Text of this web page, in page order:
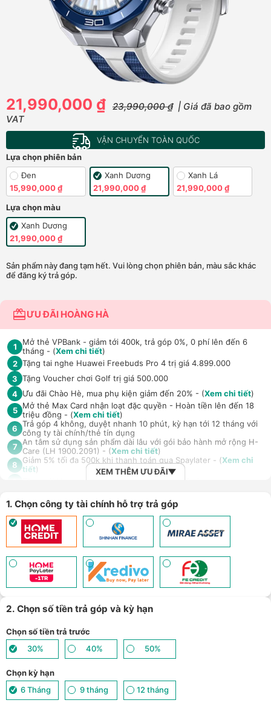
21,990,000 ₫ 23,990,000 ₫ | Giá đã bao gồm
VAT
VẬN CHUYỂN TOÀN QUỐC
Lựa chọn phiên bản
Đen
15,990,000 ₫
Xanh Dương
21,990,000 ₫
Xanh Lá
21,990,000 ₫
Lựa chọn màu
Xanh Dương
21,990,000 ₫
Sản phẩm này đang tạm hết. Vui lòng chọn phiên bản, màu sắc khác
để đăng ký trả góp.
ƯU ĐÃI HOÀNG HÀ
1
Mở thẻ VPBank - giảm tới 400k, trả góp 0%, 0 phí lên đến 6
tháng - (Xem chi tiết)
2 Tặng tai nghe Huawei Freebuds Pro 4 trị giá 4.899.000
3 Tặng Voucher chơi Golf trị giá 500.000
4 Ưu đãi Chào Hè, mua phụ kiện giảm đến 20% - (Xem chi tiết)
5 Mở thẻ Max Card nhận loạt đặc quyền - Hoàn tiền lên đến 18
triệu đồng - (Xem chi tiết)
6 Trả góp 4 không, duyệt nhanh 10 phút, kỳ hạn tới 12 tháng với
công ty tài chính/thẻ tín dụng
7 An tâm sử dụng sản phẩm dài lâu với gói bảo hành mở rộng H-
Care (LH 1900.2091) - (Xem chi tiết)
8
Giảm 5% tối đa 500k khi thanh toán qua Spaylater - (Xem chi
tiết)
10 bảng/Laptop/Đồng hồ giảm 10% - (Xem chi tiết
11
Giảm thêm 15% tối đa 1.000.000đ với các sản phẩm Loa, tai nghe
Sony khi mua kèm với các sản phẩm: Laptop/ Điện thoại/ Đồng
hồ thông minh - (Xem chi tiết
TPBank Evo - Giảm đến 500.000đ, trả góp 0%, 0 phí lên đến 6
tháng - (Xem chi tiết)
13 Nhận báo giá tốt nhất cho khách hàng doanh nghiệp B2B khi
mua số lượng lớn - (Xem chi tiết)
XEM THÊM ƯU ĐÃI
1. Chọn công ty tài chính hỗ trợ trả góp
2. Chọn số tiền trả góp và kỳ hạn
Chọn số tiền trả trước
30%
40% 50%
Chọn kỳ hạn
6 Tháng
9 tháng 12 tháng